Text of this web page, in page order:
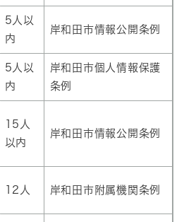
5人以
内
岸和田市情報公開条例
5人以
内
岸和田市個人情報保護
条例
15人
以内
岸和田市情報公開条例
12人 岸和田市附属機関条例